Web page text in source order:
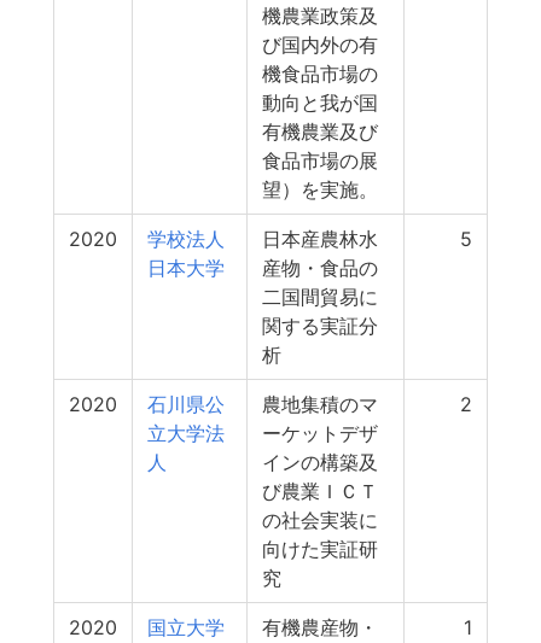
機農業政策及
び国内外の有
機食品市場の
動向と我が国
有機農業及び
食品市場の展
望）を実施。
2020
学校法人
日本大学
日本産農林水
産物・食品の
二国間貿易に
関する実証分
析
5
2020
石川県公
立大学法
人
農地集積のマ
ーケットデザ
インの構築及
び農業ＩＣＴ
の社会実装に
向けた実証研
究
2
2020
国立大学
有機農産物・
1